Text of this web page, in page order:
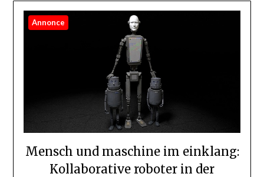
Annonce
Mensch und maschine im einklang:
Kollaborative roboter in der